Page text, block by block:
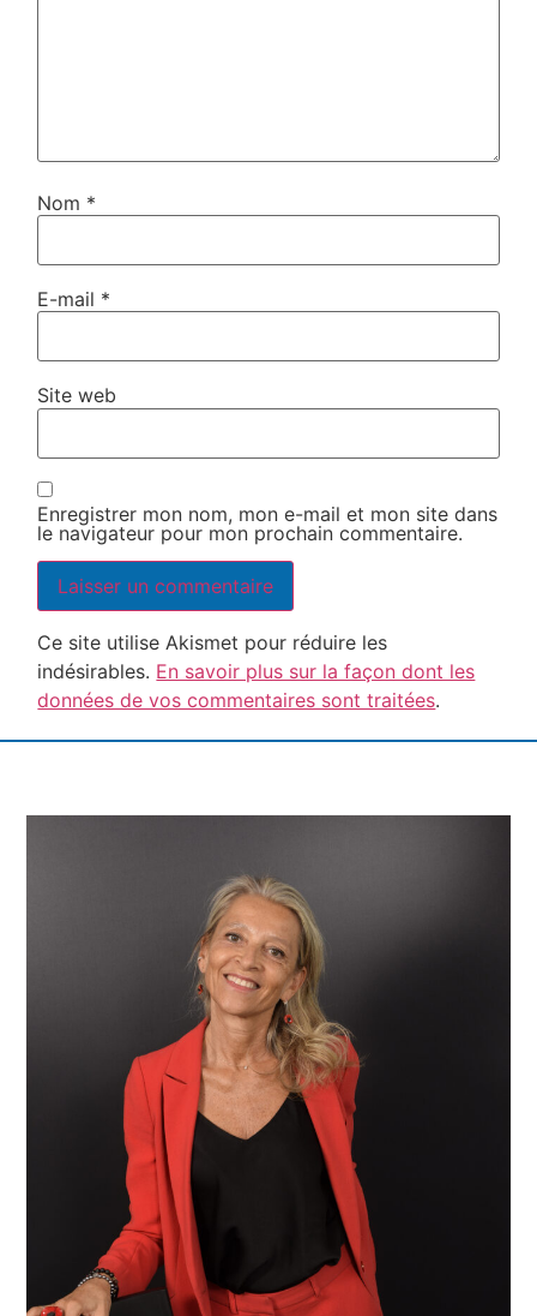
Nom *
E-mail *
Site web
Enregistrer mon nom, mon e-mail et mon site dans
le navigateur pour mon prochain commentaire.
Ce site utilise Akismet pour réduire les
indésirables. En savoir plus sur la façon dont les
données de vos commentaires sont traitées.